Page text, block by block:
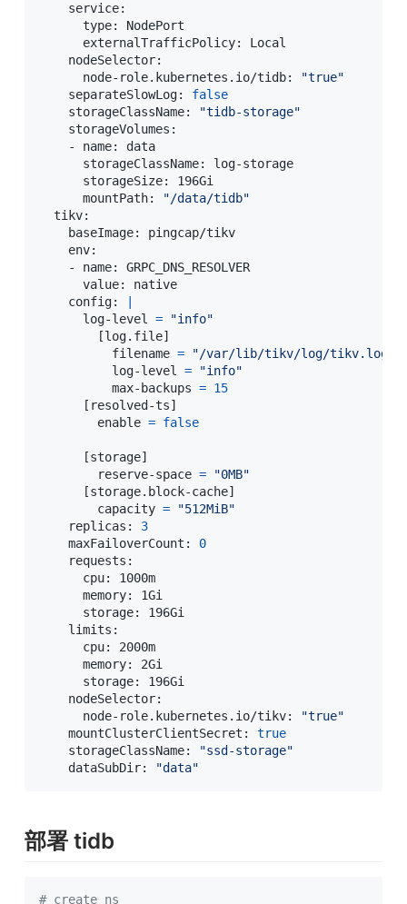
    service:
      type: NodePort
      externalTrafficPolicy: Local
    nodeSelector:
      node-role.kubernetes.io/tidb:
"true"
    separateSlowLog:
false
    storageClassName:
"tidb-storage"
    storageVolumes:
    - name: data
      storageClassName: log-storage
      storageSize: 196Gi
      mountPath:
"/data/tidb"
  tikv:
    baseImage: pingcap/tikv
    env:
    - name: GRPC_DNS_RESOLVER
      value: native
    config:
      log-level
=
"info"
[log.file]
          filename
=
"/var/lib/tikv/log/tikv.log"
          log-level
=
"info"
          max-backups
= 15
[ resolved-ts]
enable = false
[storage]
        reserve-space
=
"0MB"
[storage.block-cache]
        capacity
=
"512MiB"
    replicas:
3
    maxFailoverCount:
0
    requests:
      cpu: 1000m
      memory: 1Gi
      storage: 196Gi
    limits:
      cpu: 2000m
      memory: 2Gi
      storage: 196Gi
    nodeSelector:
      node-role.kubernetes.io/tikv:
"true"
    mountClusterClientSecret:
true
    storageClassName:
"ssd-storage"
    dataSubDir:
"data"
部署 tidb
# create ns